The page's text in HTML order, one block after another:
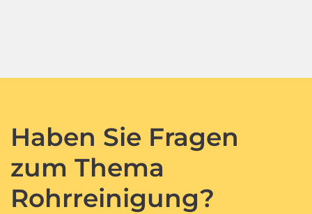
Haben Sie Fragen
zum Thema
Rohrreinigung?